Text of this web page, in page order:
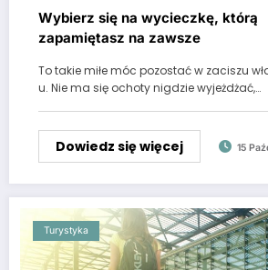
Wybierz się na wycieczkę, którą
zapamiętasz na zawsze
To takie miłe móc pozostać w zaciszu
u. Nie ma się ochoty nigdzie wyjeżdżać,…
Dowiedz się więcej 15
Turystyka